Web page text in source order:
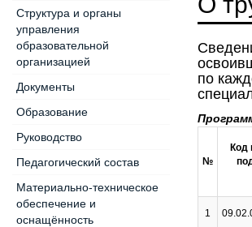
Структура и органы
управления
образовательной
организацией
Документы
Образование
Руководство
Педагогический состав
Материально-техническое
обеспечение и
оснащённость
по
№
Код
1